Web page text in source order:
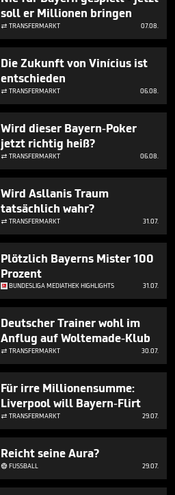
soll er Millionen bringen
 TRANSFERMARKT 07.08.
Die Zukunft von Vinícius ist
entschieden
 TRANSFERMARKT 06.08.
Wird dieser Bayern-Poker
jetzt richtig heiß?
 TRANSFERMARKT 06.08.
Wird Asllanis Traum
tatsächlich wahr?
 TRANSFERMARKT 31.07.
Plötzlich Bayerns Mister 100
Prozent
BUNDESLIGA MEDIATHEK HIGHLIGHTS 31.07.
Deutscher Trainer wohl im
Anflug auf Woltemade-Klub
 TRANSFERMARKT 30.07.
Für irre Millionensumme:
Liverpool will Bayern-Flirt
 TRANSFERMARKT 29.07.
Reicht seine Aura?
FUSSBALL 29.07.